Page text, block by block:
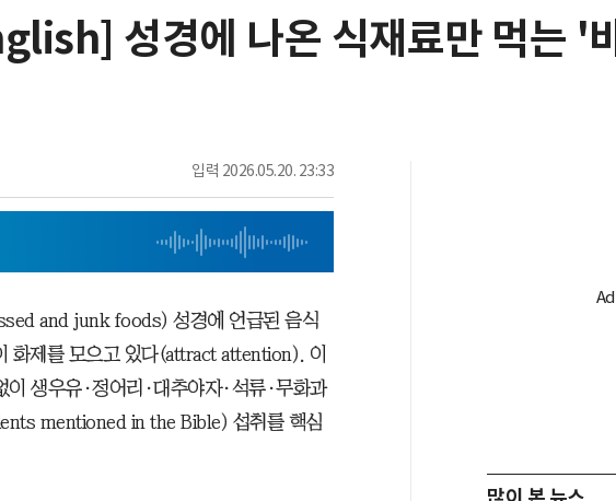
성경에 나온 식재료만 먹는 '
입력 2026.05.20. 23:33
and junk foods) 성경에 언급된 음식
화제를 모으고 있다(attract attention). 이
생우유·정어리·대추야자·석류·무화과
mentioned in the Bible) 섭취를 핵심